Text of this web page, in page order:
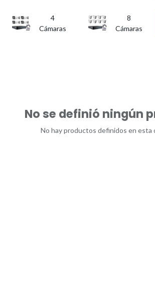
4
Cámaras
8
Cámaras
No se definió ningún
No hay productos definidos en esta